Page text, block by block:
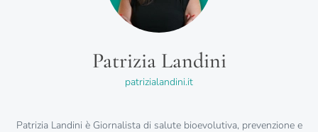
Patrizia Landini
patrizialandini.it
Patrizia Landini è Giornalista di salute bioevolutiva, prevenzione e